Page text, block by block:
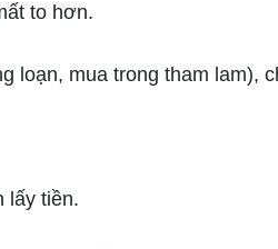
to hơn.
loạn, mua trong tham lam),
lấy tiền.